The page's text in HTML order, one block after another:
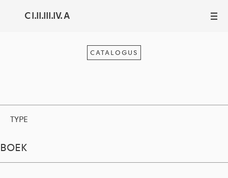
C I.II.III.IV. A III
CATALOGUS
TYPE
BOEK